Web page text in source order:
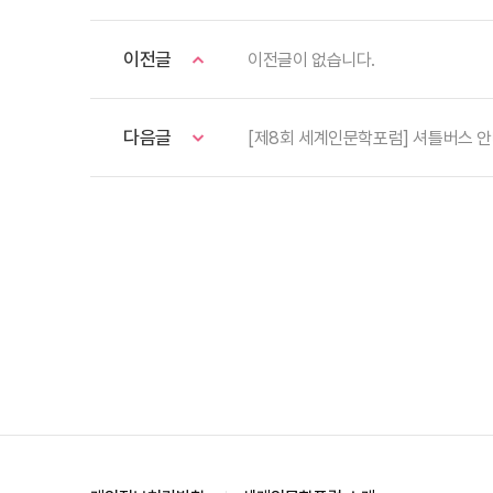
이전글 이전글이 없습니다.
다음글 [제8회 세계인문학포럼] 셔틀버스 안